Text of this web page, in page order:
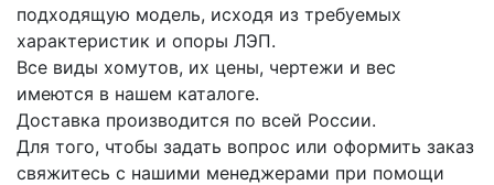
подходящую модель, исходя из требуемых
характеристик и опоры ЛЭП.
Все виды хомутов, их цены, чертежи и вес
имеются в нашем каталоге.
Доставка производится по всей России.
Для того, чтобы задать вопрос или оформить заказ
свяжитесь с нашими менеджерами при помощи